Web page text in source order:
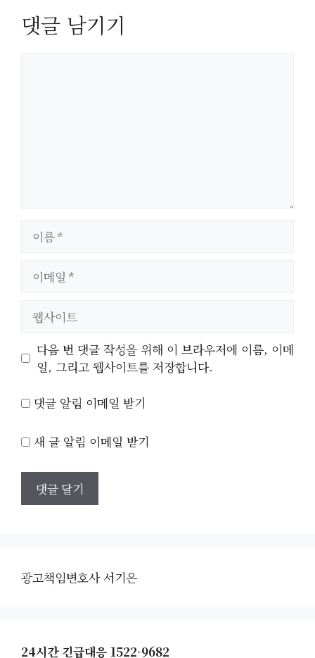
댓글 남기기
트
다음 번 댓글 작성을 위해 이 브라우저에 이름, 이메
일, 그리고 웹사이트를 저장합니다.
댓글 알림 이메일 받기
새 글 알림 이메일 받기
광고책임변호사 서기은
24시간 긴급대응 1522-9682